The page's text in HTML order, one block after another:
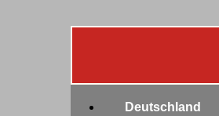
Deutschland